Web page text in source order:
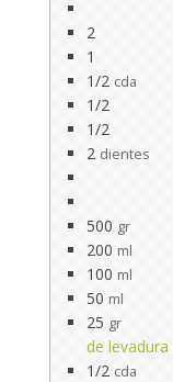
2
1
1/2 cda
1/2
1/2
2 dientes
500 gr
200 ml
100 ml
50 ml
25 gr
de levadura
1/2 cda